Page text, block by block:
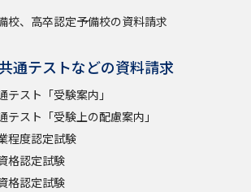
校、高卒認定予備校の資料請求
通テストなどの資料請求
テスト「受験案内」
テスト「受験上の配慮案内」
程度認定試験
格認定試験
格認定試験